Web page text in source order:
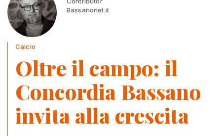
Bassanonet.it
Calcio
Oltre il campo: il
Concordia Bassano
invita alla crescita